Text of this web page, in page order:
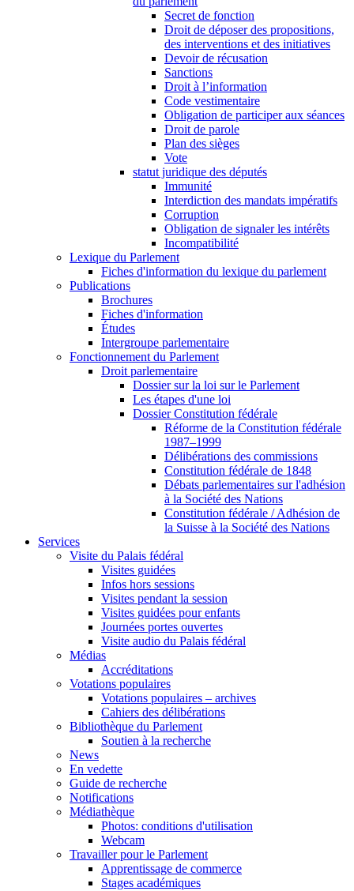
Secret de fonction
Droit de déposer des propositions,
des interventions et des initiatives
Devoir de récusation
Sanctions
Droit à l’information
Code vestimentaire
Obligation de participer aux séances
Droit de parole
Plan des sièges
Vote
statut juridique des députés
Immunité
Interdiction des mandats impératifs
Corruption
Obligation de signaler les intérêts
Incompatibilité
Lexique du Parlement
Fiches d'information du lexique du parlement
Publications
Brochures
Fiches d'information
Études
Intergroupe parlementaire
Fonctionnement du Parlement
Droit parlementaire
Dossier sur la loi sur le Parlement
Les étapes d'une loi
Dossier Constitution fédérale
Réforme de la Constitution fédérale
1987–1999
Délibérations des commissions
Constitution fédérale de 1848
Débats parlementaires sur l'adhésion
à la Société des Nations
Constitution fédérale / Adhésion de
la Suisse à la Société des Nations
Services
Visite du Palais fédéral
Visites guidées
Infos hors sessions
Visites pendant la session
Visites guidées pour enfants
Journées portes ouvertes
Visite audio du Palais fédéral
Médias
Accréditations
Votations populaires
Votations populaires – archives
Cahiers des délibérations
Bibliothèque du Parlement
Soutien à la recherche
News
En vedette
Guide de recherche
Notifications
Médiathèque
Photos: conditions d'utilisation
Webcam
Travailler pour le Parlement
Apprentissage de commerce
Stages académiques